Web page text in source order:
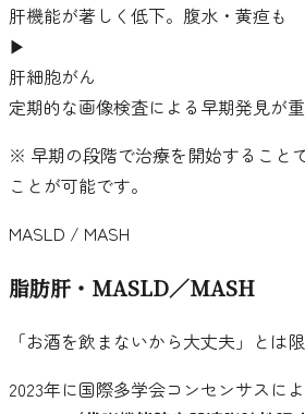
肝機能が著しく低下。腹水・黄疸も
▶
肝細胞がん
定期的な画像検査による早期発見が
※ 早期の段階で治療を開始すること
ことが可能です。
MASLD / MASH
脂肪肝・MASLD／MASH
「お酒を飲まないから大丈夫」とは
2023年に国際多学会コンセンサスに